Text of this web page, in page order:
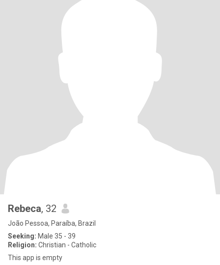
Rebeca, 32
João Pessoa, Paraíba, Brazil
Seeking: Male 35 - 39
Religion: Christian - Catholic
This app is empty